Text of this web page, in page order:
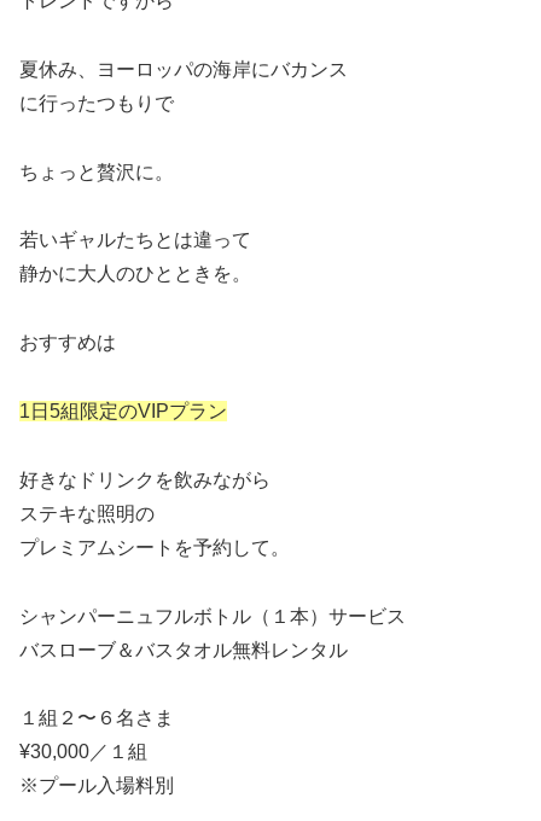
夏休み、ヨーロッパの海岸にバカンス
に行ったつもりで
ちょっと贅沢に。
若いギャルたちとは違って
静かに大人のひとときを。
おすすめは
1日5組限定のVIPプラン
好きなドリンクを飲みながら
ステキな照明の
プレミアムシートを予約して。
シャンパーニュフルボトル（１本）サービス
バスローブ＆バスタオル無料レンタル
１組２〜６名さま
¥30,000／１組
※プール入場料別